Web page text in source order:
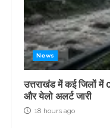
News
उत्तराखंड में कई जिलों में
और येलो अलर्ट जारी
18 hours ago